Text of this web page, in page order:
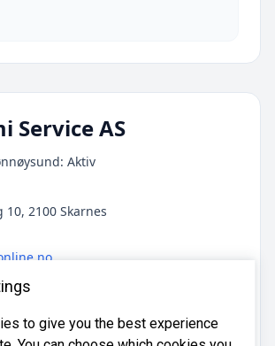
Service AS
Aktiv
10, 2100 Skarnes
to give you the best experience